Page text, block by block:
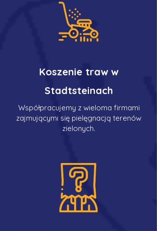
Koszenie traw w
Stadtsteinach
Współpracujemy z wieloma firmami
zajmującymi się pielęgnacją terenów
zielonych.